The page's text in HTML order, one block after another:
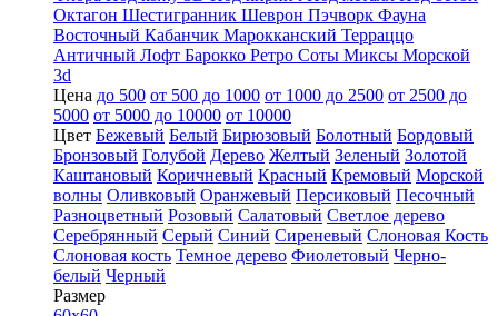
Октагон Шестигранник Шеврон Пэчворк Фауна
Восточный Кабанчик Марокканский Терраццо
Античный Лофт Барокко Ретро Соты Миксы Морской
3d
Цена до 500 от 500 до 1000 от 1000 до 2500 от 2500 до
5000 от 5000 до 10000 от 10000
Цвет Бежевый Белый Бирюзовый Болотный Бордовый
Бронзовый Голубой Дерево Желтый Зеленый Золотой
Каштановый Коричневый Красный Кремовый Морской
волны Оливковый Оранжевый Персиковый Песочный
Разноцветный Розовый Салатовый Светлое дерево
Серебрянный Серый Синий Сиреневый Слоновая Кость
Слоновая кость Темное дерево Фиолетовый Черно-
белый Черный
Размер